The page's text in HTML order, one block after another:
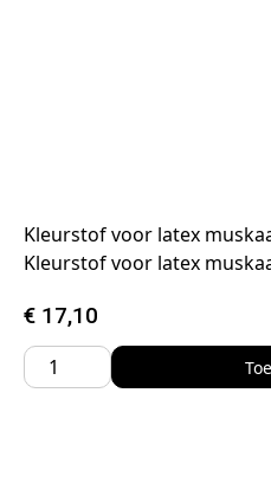
Kleurstof voor latex
Kleurstof voor latex
€ 17,10